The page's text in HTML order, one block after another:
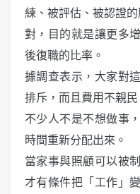
練、被評估、被認證的
對，目的就是讓更多
後復職的比率。
據調查表示，大家對
排斥，而且費用不親民
不少人不是不想做事
時間重新分配出來。
當家事與照顧可以被
才有條件把「工作」